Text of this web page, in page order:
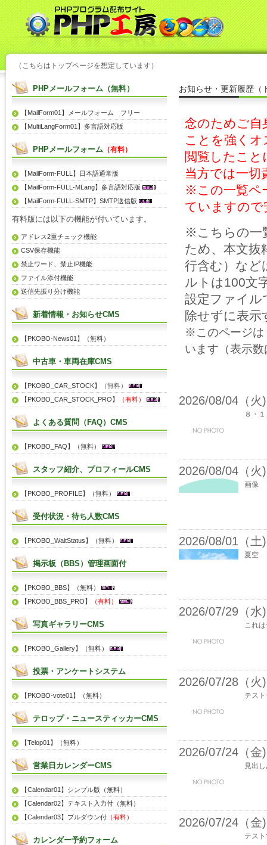
（こちらはトップページを想定しています）
お知らせ・更新履歴（
念のためご自
ことを強く
閲覧したこ
当方では一切
※この一覧ペ
ていますので
※こちらの一
ため、本文抜
行含む）など
ルトは100文
設定ファイル
除せずに表示
※このページは
います（表示
2026/08/04（火)
８・
2026/08/04（火)
画像
2026/08/01（土)
夏空
2026/07/29（水)
これ
2026/07/28（火)
テス
2026/07/24（金)
見出
2026/07/24（金)
テス
PHPメールフォーム（無料）
【MailForm01】メールフォーム フリー
【MultiLangForm01】多言語対応版
PHPメールフォーム （有料）
【MailForm-FULL】日本語通常版
【MailForm-FULL-MLang】多言語対応版
【MailForm-FULL-SMTP】SMTP送信版
有料版には以下の機能が付いています。
アドレス2重チェック機能
CSV保存機能
禁止ワード、禁止IP機能
ファイル添付機能
送信先振り分け機能
新着情報・お知らせCMS
【PKOBO-News01】（無料）
中古車・車両在庫CMS
【PKOBO_CAR_STOCK】
（無料）
【PKOBO_CAR_STOCK_PRO】
（有料）
よくある質問（FAQ）CMS
【PKOBO_FAQ】（無料）
スタッフ紹介、プロフィールCMS
【PKOBO_PROFILE】（無料）
受付状況・待ち人数CMS
【PKOBO_WaitStatus】（無料）
掲示板（BBS）管理画面付
【PKOBO_BBS】（無料）
【PKOBO_BBS_PRO】
（有料）
写真ギャラリーCMS
【PKOBO_Gallery】（無料）
投票・アンケートシステム
【PKOBO-vote01】（無料）
テロップ・ニュースティッカーCMS
【Telop01】（無料）
営業日カレンダーCMS
【Calendar01】シンプル版（無料）
【Calendar02】テキスト入力付（無料）
【Calendar03】プルダウン付 （有料）
カレンダー予約フォーム